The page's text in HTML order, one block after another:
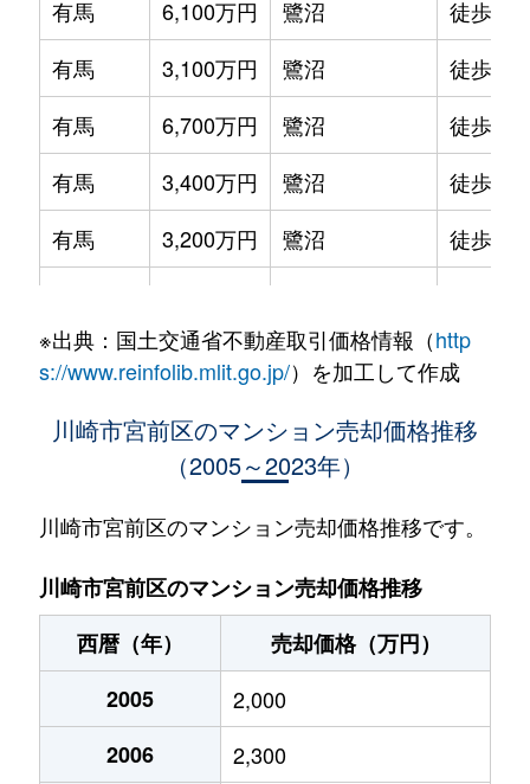
有馬
6,100万円 鷺沼
徒歩14
有馬
3,100万円 鷺沼
徒歩10
有馬
6,700万円 鷺沼
徒歩6分
有馬
3,400万円 鷺沼
徒歩4分
有馬
3,200万円 鷺沼
徒歩20
有馬
4,300万円 鷺沼
徒歩13
5,200万円 鷺沼
有馬
4,200万円 鷺沼
徒歩9分
有馬
3,200万円 鷺沼
有馬
3,000万円 鷺沼
3,900万円 宮前平
3,400万円 宮前平
※出典：国土交通省不動産取引価格情報（http
s://www.reinfolib.mlit.go.jp/）を加工して作成
川崎市宮前区のマンション売却価格推移
（2005～2023年）
川崎市宮前区のマンション売却価格推移です。
川崎市宮前区のマンション売却価格推移
西暦（年）
売却価格（万円）
2005
2,000
2006
2,300